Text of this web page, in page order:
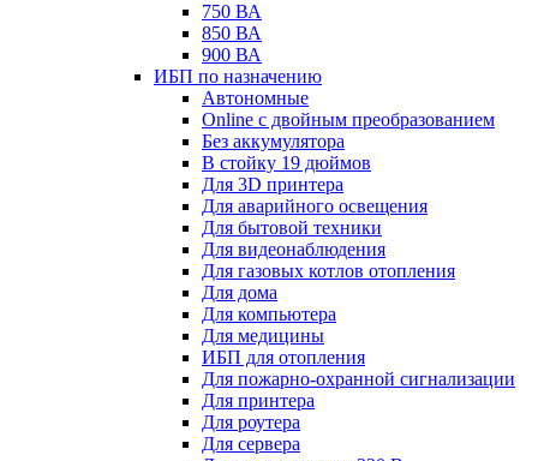
750 ВА
850 ВА
900 ВА
ИБП по назначению
Автономные
Online с двойным преобразованием
Без аккумулятора
В стойку 19 дюймов
Для 3D принтера
Для аварийного освещения
Для бытовой техники
Для видеонаблюдения
Для газовых котлов отопления
Для дома
Для компьютера
Для медицины
ИБП для отопления
Для пожарно-охранной сигнализации
Для принтера
Для роутера
Для сервера